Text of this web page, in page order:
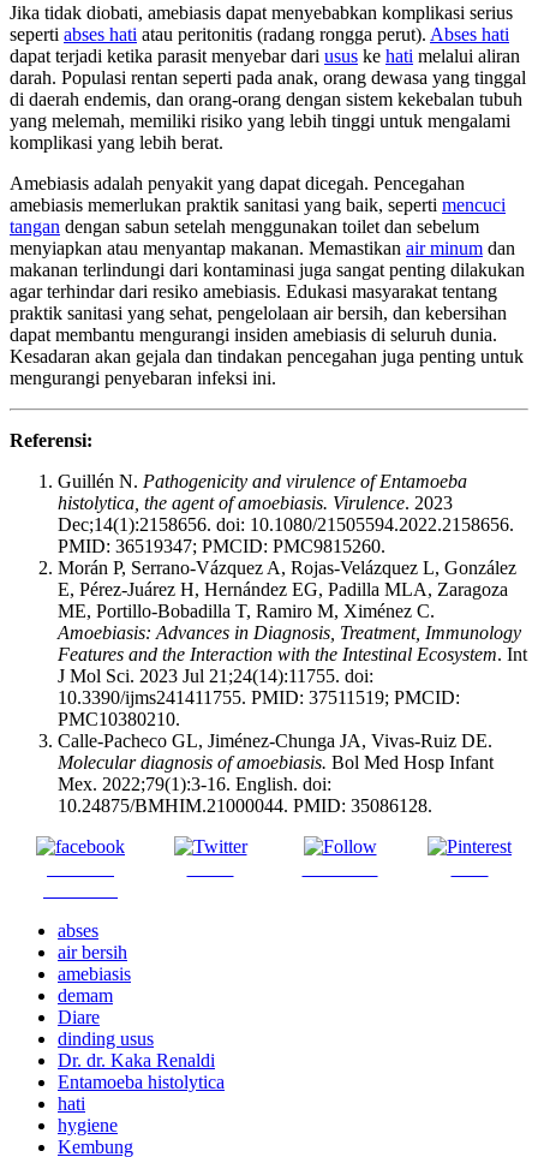
Jika tidak diobati, amebiasis dapat menyebabkan komplikasi serius
seperti abses hati atau peritonitis (radang rongga perut). Abses hati
dapat terjadi ketika parasit menyebar dari usus ke hati melalui aliran
darah. Populasi rentan seperti pada anak, orang dewasa yang tinggal
di daerah endemis, dan orang-orang dengan sistem kekebalan tubuh
yang melemah, memiliki risiko yang lebih tinggi untuk mengalami
komplikasi yang lebih berat.
Amebiasis adalah penyakit yang dapat dicegah. Pencegahan
amebiasis memerlukan praktik sanitasi yang baik, seperti mencuci
tangan dengan sabun setelah menggunakan toilet dan sebelum
menyiapkan atau menyantap makanan. Memastikan air minum dan
makanan terlindungi dari kontaminasi juga sangat penting dilakukan
agar terhindar dari resiko amebiasis. Edukasi masyarakat tentang
praktik sanitasi yang sehat, pengelolaan air bersih, dan kebersihan
dapat membantu mengurangi insiden amebiasis di seluruh dunia.
Kesadaran akan gejala dan tindakan pencegahan juga penting untuk
mengurangi penyebaran infeksi ini.
Referensi:
Guillén N. Pathogenicity and virulence of Entamoeba
histolytica, the agent of amoebiasis. Virulence. 2023
Dec;14(1):2158656. doi: 10.1080/21505594.2022.2158656.
PMID: 36519347; PMCID: PMC9815260.
Morán P, Serrano-Vázquez A, Rojas-Velázquez L, González
E, Pérez-Juárez H, Hernández EG, Padilla MLA, Zaragoza
ME, Portillo-Bobadilla T, Ramiro M, Ximénez C.
Amoebiasis: Advances in Diagnosis, Treatment, Immunology
Features and the Interaction with the Intestinal Ecosystem. Int
J Mol Sci. 2023 Jul 21;24(14):11755. doi:
10.3390/ijms241411755. PMID: 37511519; PMCID:
PMC10380210.
Calle-Pacheco GL, Jiménez-Chunga JA, Vivas-Ruiz DE.
Molecular diagnosis of amoebiasis. Bol Med Hosp Infant
Mex. 2022;79(1):3-16. English. doi:
10.24875/BMHIM.21000044. PMID: 35086128.
abses
air bersih
amebiasis
demam
Diare
dinding usus
Dr. dr. Kaka Renaldi
Entamoeba histolytica
hati
hygiene
Kembung